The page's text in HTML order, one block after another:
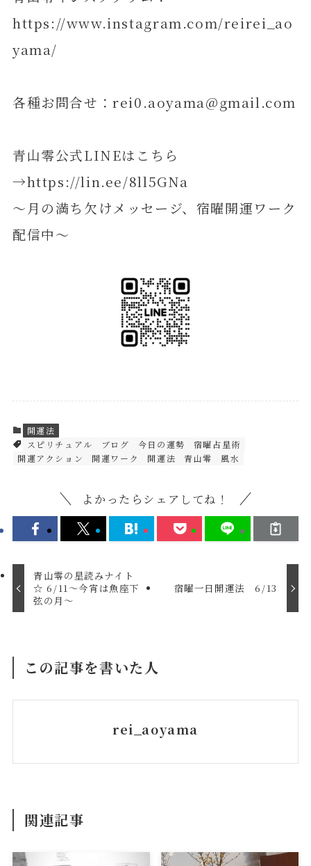
https://www.instagram.com/reirei_ao
yama/
各種お問合せ：rei0.aoyama@gmail.com
青山零公式LINEはこちら
→https://lin.ee/8ll5GNa
～月の満ち欠けメッセージ、宿曜開運ワーク
配信中～
開運法
スピリチュアル
ブログ 今日の運勢
宿曜占星術
開運アクション
開運ワーク 開運法 青山零 風水
よかったらシェアしてね！
青山零の星読みナイト
☆ 6/11～今宵は魚座下
弦の月～
宿曜一日開運法 6/13
この記事を書いた人
rei_aoyama
関連記事